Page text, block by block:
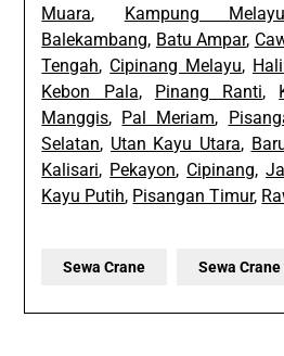
Muara, Kampung Melayu
Balekambang, Batu Ampar,
Tengah, Cipinang Melayu,
Kebon Pala, Pinang Ranti,
Manggis, Pal Meriam,
Selatan, Utan Kayu Utara,
Kalisari, Pekayon, Cipinang,
Kayu Putih, Pisangan Timur,
Sewa Crane Sewa Crane